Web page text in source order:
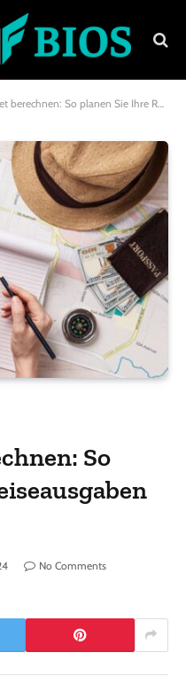
So planen Sie Ihre Reiseausgaben effizient
So
No Comments